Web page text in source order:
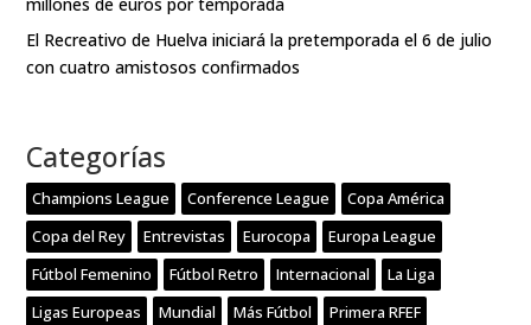
El Recreativo de Huelva iniciará la pretemporada el 6 de julio
con cuatro amistosos confirmados
Categorías
Champions League Conference League
Copa América
Copa del Rey
Entrevistas Eurocopa
Europa League
Fútbol Femenino
Fútbol Retro Internacional
La Liga
Ligas Europeas
Mundial Más Fútbol
Primera RFEF